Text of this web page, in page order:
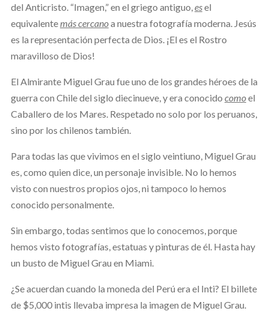
del Anticristo. “Imagen,” en el griego antiguo,esel
equivalentemás cercanoa nuestra fotografía moderna. Jesús
es la representación perfecta de Dios. ¡El es el Rostro
maravilloso de Dios!
El Almirante Miguel Grau fue uno de los grandes héroes de la
guerra con Chile del siglo diecinueve, y era conocido comoel
Caballero de los Mares. Respetado no solo por los peruanos,
sino por los chilenos también.
Para todas las que vivimos en el siglo veintiuno, Miguel Grau
es, como quien dice, un personaje invisible. No lo hemos
visto con nuestros propios ojos, ni tampoco lo hemos
conocido personalmente.
Sin embargo, todas sentimos que lo conocemos, porque
hemos visto fotografías, estatuas y pinturas de él. Hasta hay
un busto de Miguel Grau en Miami.
¿Se acuerdan cuando la moneda del Perú era el Inti? El billete
de $5,000 intis llevaba impresa la imagen de Miguel Grau.